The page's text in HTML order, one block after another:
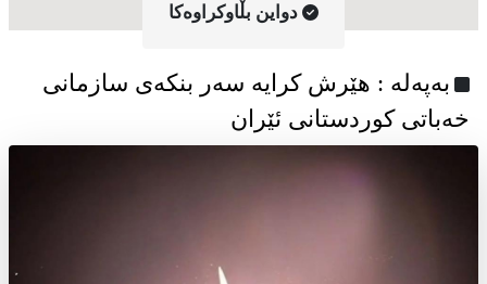
دواین بڵاوکراوه‌کا
به‌په‌له‌ : هێرش کرایە سەر بنکەی سازمانی
خەباتی کوردستانی ئێران